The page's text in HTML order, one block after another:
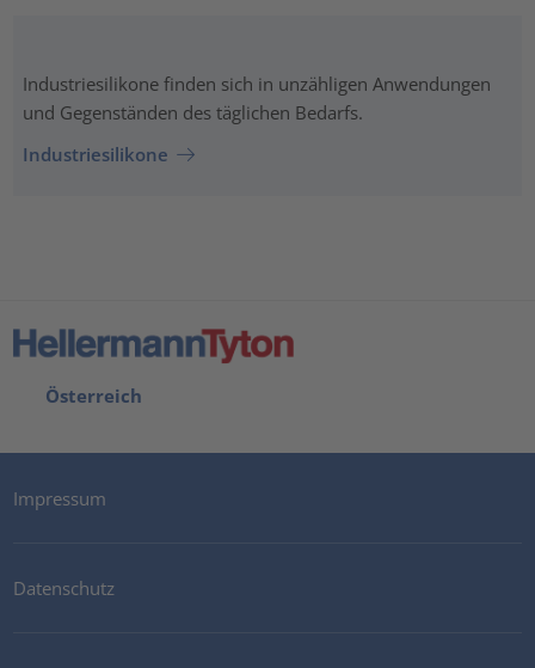
Industriesilikone finden sich in unzähligen Anwendungen
und Gegenständen des täglichen Bedarfs.
Industriesilikone
Österreich
Impressum
Datenschutz